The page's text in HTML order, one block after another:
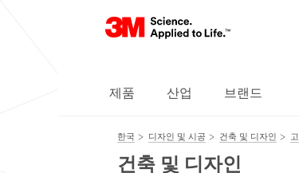
제품 산업 브랜드
한국 디자인 및 시공 건축 및 디자인
건축 및 디자인